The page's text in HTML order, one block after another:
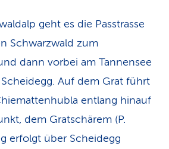
geht es die Passtrasse
Schwarzwald zum
dann vorbei am Tannensee
Auf dem Grat führt
entlang hinauf
dem Gratschärem (P.
erfolgt über Scheidegg